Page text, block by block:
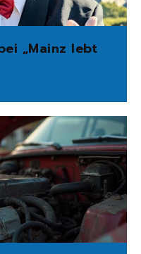
„Mainz lebt